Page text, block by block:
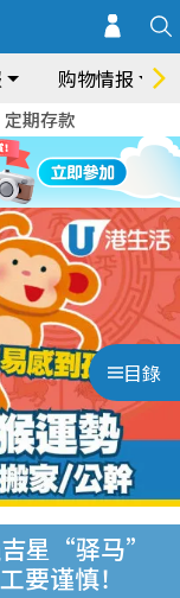
购物情报
定期存款
目錄
星“驿马”
要谨慎！